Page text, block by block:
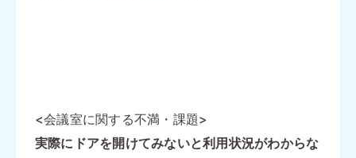
<会議室に関する不満・課題>
実際にドアを開けてみないと利用状況がわからな